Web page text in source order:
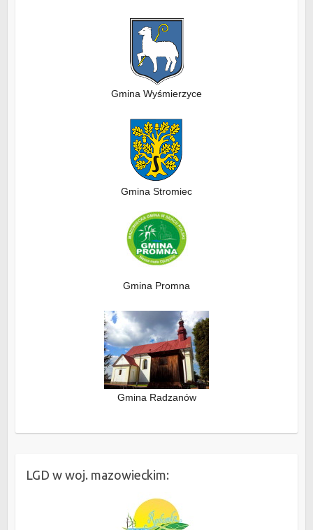
Gmina Wyśmierzyce
Gmina Stromiec
Gmina Promna
Gmina Radzanów
LGD w woj. mazowieckim: